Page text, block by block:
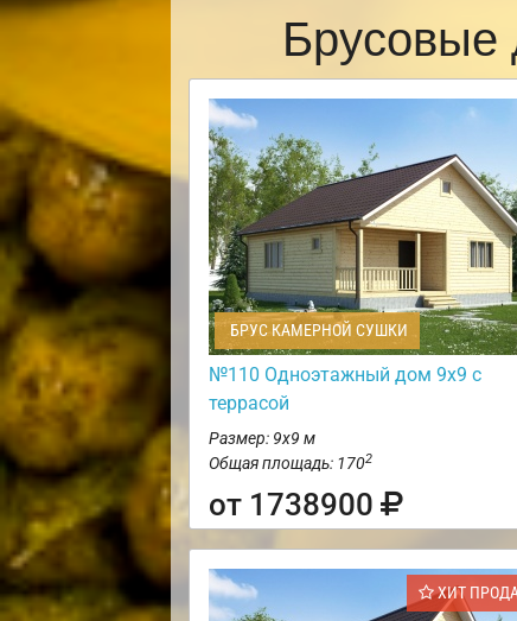
БРУС КАМЕРНОЙ СУШКИ
№110 Одноэтажный дом 9х9 с
террасой
Размер: 9х9 м
Общая площадь: 1702
от 1738900
ХИТ